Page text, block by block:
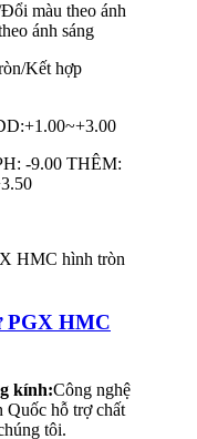
màu theo ánh
ánh sáng
Kết hợp
-9.00 THÊM:
PGX HMC
kính:Công nghệ
Quốc hỗ trợ chất
tôi.